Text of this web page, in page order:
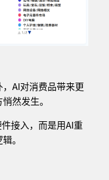
AI对消费品带来更
然发生。
接入，而是用AI重
。